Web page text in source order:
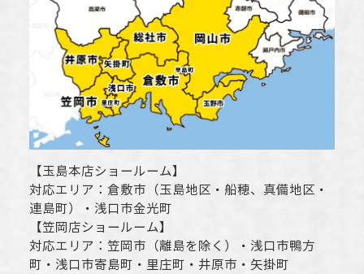
【玉島本店ショールーム】
対応エリア： 倉敷市 （玉島地区・船穂、真備地区・
連島町）・ 浅口市金光町
【笠岡店ショールーム】
対応エリア： 笠岡市（離島を除く） ・ 浅口市鴨方
町・ 浅口市寄島町・里庄町・ 井原市 ・矢掛町